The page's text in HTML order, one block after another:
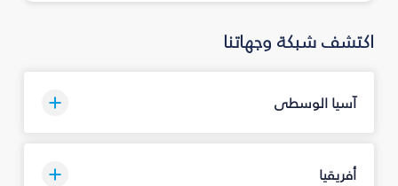
اكتشف شبكة وجهاتنا
آسيا الوسطى
أفريقيا